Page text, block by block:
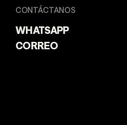
CONTÁCTANOS
WHATSAPP
CORREO